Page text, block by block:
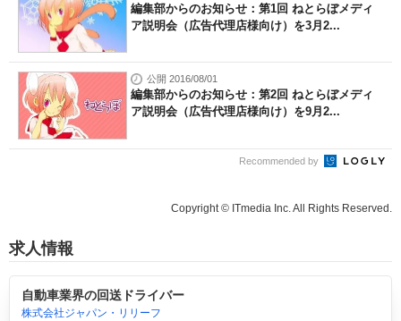
編集部からのお知らせ：第1回 ねとらぼメディ
ア説明会（広告代理店様向け）を3月2...
公開 2016/08/01
編集部からのお知らせ：第2回 ねとらぼメディ
ア説明会（広告代理店様向け）を9月2...
Recommended by
Copyright © ITmedia Inc. All Rights Reserved.
求人情報
自動車業界の回送ドライバー
株式会社ジャパン・リリーフ